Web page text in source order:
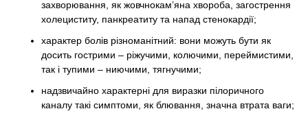
захворювання, як жовчнокам’яна хвороба, загострення
холециститу, панкреатиту та напад стенокардії;
характер болів різноманітний: вони можуть бути як
досить гострими – ріжучими, колючими, переймистими,
так і тупими – ниючими, тягнучими;
надзвичайно характерні для виразки пілоричного
каналу такі симптоми, як блювання, значна втрата ваги;